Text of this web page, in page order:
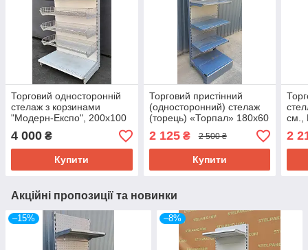
Торговий односторонній
стелаж з корзинами
"Модерн-Експо", 200х100
см., подіум + 5 корзин, Б/у
4 000 ₴
Купити
Торговий пристінний
(односторонний) стелаж
(торець) «Торпал» 180х60
см., RAL-7024, Б/у
2 125₴ 2 500 ₴
Купити
см.,
2
Акційні пропозиції та новинки
–15% –8%